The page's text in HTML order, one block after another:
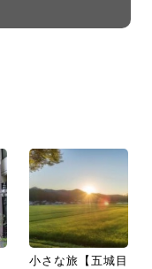
小さな旅【五城目